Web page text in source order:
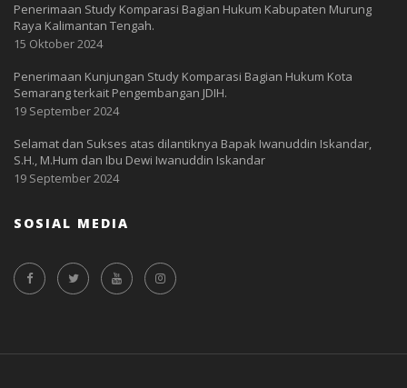
Penerimaan Study Komparasi Bagian Hukum Kabupaten Murung
Raya Kalimantan Tengah.
15 Oktober 2024
Penerimaan Kunjungan Study Komparasi Bagian Hukum Kota
Semarang terkait Pengembangan JDIH.
19 September 2024
Selamat dan Sukses atas dilantiknya Bapak Iwanuddin Iskandar,
S.H., M.Hum dan Ibu Dewi Iwanuddin Iskandar
19 September 2024
SOSIAL MEDIA